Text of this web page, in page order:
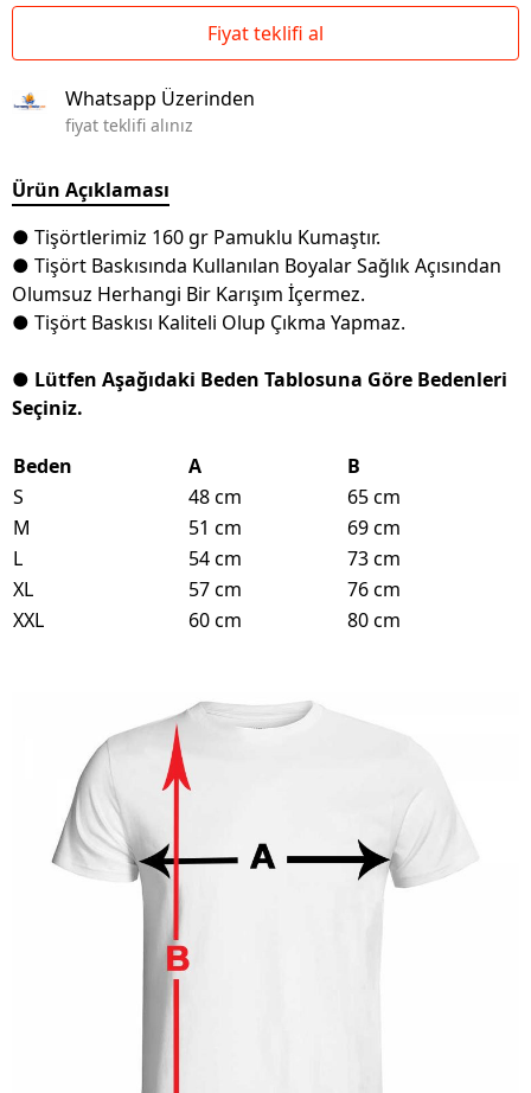
Fiyat teklifi al
Whatsapp Üzerinden
fiyat teklifi alınız
Ürün Açıklaması
● Tişörtlerimiz 160 gr Pamuklu Kumaştır.
● Tişört Baskısında Kullanılan Boyalar Sağlık Açısından
Olumsuz Herhangi Bir Karışım İçermez.
● Tişört Baskısı Kaliteli Olup Çıkma Yapmaz.
● Lütfen Aşağıdaki Beden Tablosuna Göre Bedenleri
Seçiniz.
Beden A
B
S
48 cm
65 cm
M
51 cm
69 cm
L
54 cm
73 cm
XL
57 cm
76 cm
XXL
60 cm 80 cm